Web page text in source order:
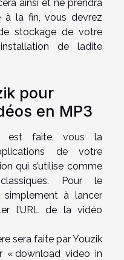
ainsi et ne prendra
à la fin, vous devrez
stockage de votre
de ladite
pour
en MP3
est faite, vous la
de votre
qui s’utilise comme
Pour le
simplement à lancer
l’URL de la vidéo
sera faite par Youzik
« download video in